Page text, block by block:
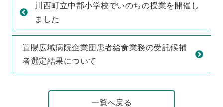
川西町立中郡小学校でいのちの授業を開催し
ました
置賜広域病院企業団患者給食業務の受託候補
者選定結果について
一覧へ戻る